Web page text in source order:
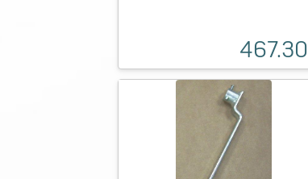
467.30